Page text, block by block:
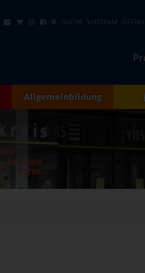
SUCHE VHSTEAM
Allgemeinbildung